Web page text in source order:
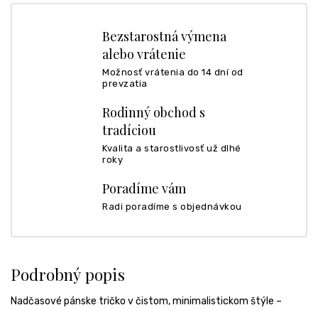
Bezstarostná výmena
alebo vrátenie
Možnosť vrátenia do 14 dní od
prevzatia
Rodinný obchod s
tradíciou
Kvalita a starostlivosť už dlhé
roky
Poradíme vám
Radi poradíme s objednávkou
Podrobný popis
Nadčasové pánske tričko v čistom, minimalistickom štýle –